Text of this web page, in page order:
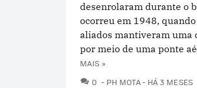
desenrolaram durante o
ocorreu em 1948,
aliados mantiveram uma
por meio de uma ponte
MAIS »
0 COMENTÁRIOS
PH MOTA HÁ 3 MESES